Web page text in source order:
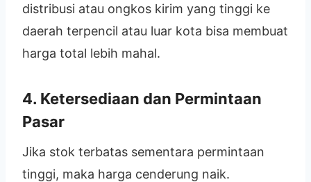
distribusi atau ongkos kirim yang tinggi ke
daerah terpencil atau luar kota bisa membuat
harga total lebih mahal.
4. Ketersediaan dan Permintaan
Pasar
Jika stok terbatas sementara permintaan
tinggi, maka harga cenderung naik.